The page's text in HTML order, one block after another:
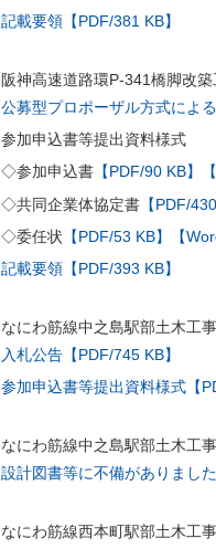
記載要領【PDF/381 KB】
阪神高速道路環P-341橋脚改築
公募型プロポーザル方式によ
参加申込書等提出資料様式
◇参加申込書【PDF/90 KB】
◇共同企業体協定書【PDF/430
◇委任状 【PDF/53 KB】
【
記載要領【PDF/393 KB】
なにわ筋線中之島駅部土木工
入札公告【PDF/745 KB】
参加申込書等提出資料様式【
なにわ筋線中之島駅部土木工
設計図書等に不備がありまし
なにわ筋線西本町駅部土木工